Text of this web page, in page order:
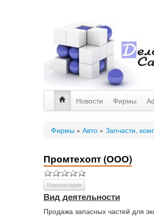
Новости Фирмы
Фирмы » Авто » Запчасти,
Промтехопт (ООО)
Комментарии
Вид деятельности
Продажа запасных частей для